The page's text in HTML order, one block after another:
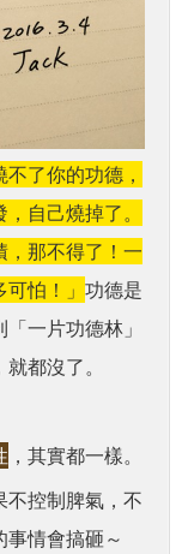
不了你的功德，
自己燒掉了。
，那不得了！一
怕！ 」 功德是
一片功德林」
都沒了。
，其實都一樣。
不控制脾氣，不
情會搞砸～